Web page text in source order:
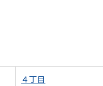
４丁目